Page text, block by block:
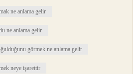
ne anlama gelir
ne anlama gelir
görmek ne anlama gelir
neye işarettir